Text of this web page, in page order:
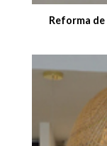
Reforma